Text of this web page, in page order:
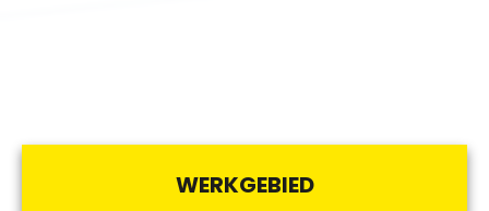
WERKGEBIED